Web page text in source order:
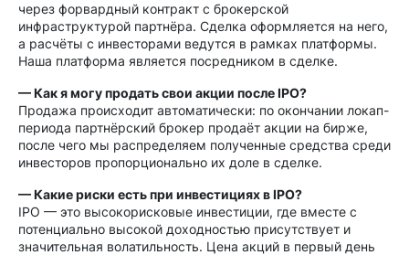
через форвардный контракт с брокерской
инфраструктурой партнёра. Сделка оформляется на него,
а расчёты с инвесторами ведутся в рамках платформы.
Наша платформа является посредником в сделке.
— Как я могу продать свои акции после IPO?
Продажа происходит автоматически: по окончании локап-
периода партнёрский брокер продаёт акции на бирже,
после чего мы распределяем полученные средства среди
инвесторов пропорционально их доле в сделке.
— Какие риски есть при инвестициях в IPO?
IPO — это высокорисковые инвестиции, где вместе с
потенциально высокой доходностью присутствует и
значительная волатильность. Цена акций в первый день